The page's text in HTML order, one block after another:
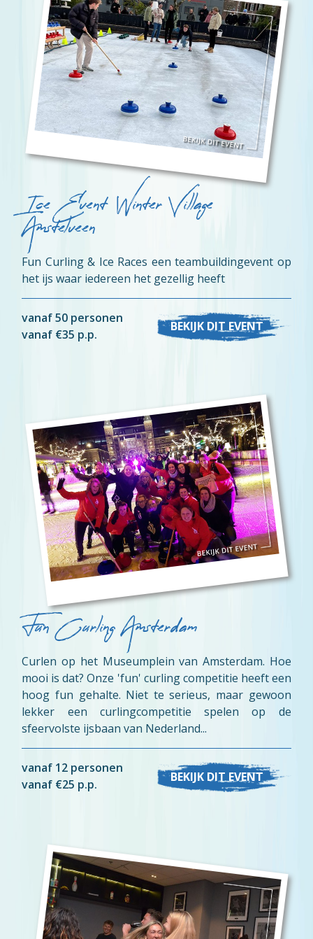
Ice Event Winter Village
Amstelveen
Fun Curling & Ice Races een teambuildingevent op
het ijs waar iedereen het gezellig heeft
vanaf 50 personen
vanaf €35 p.p.
BEKIJK DIT EVENT
Fun Curling Amsterdam
Curlen op het Museumplein van Amsterdam. Hoe
mooi is dat? Onze 'fun' curling competitie heeft een
hoog fun gehalte. Niet te serieus, maar gewoon
lekker een curlingcompetitie spelen op de
sfeervolste ijsbaan van Nederland...
vanaf 12 personen
vanaf €25 p.p.
BEKIJK DIT EVENT